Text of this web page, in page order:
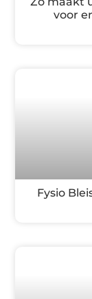
voor
Fysio